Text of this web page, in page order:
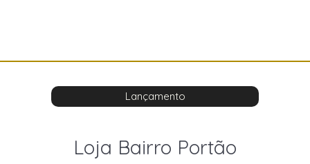
Lançamento
Loja Bairro Portão